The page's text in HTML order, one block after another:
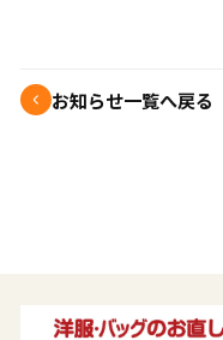
お知らせ一覧へ戻る